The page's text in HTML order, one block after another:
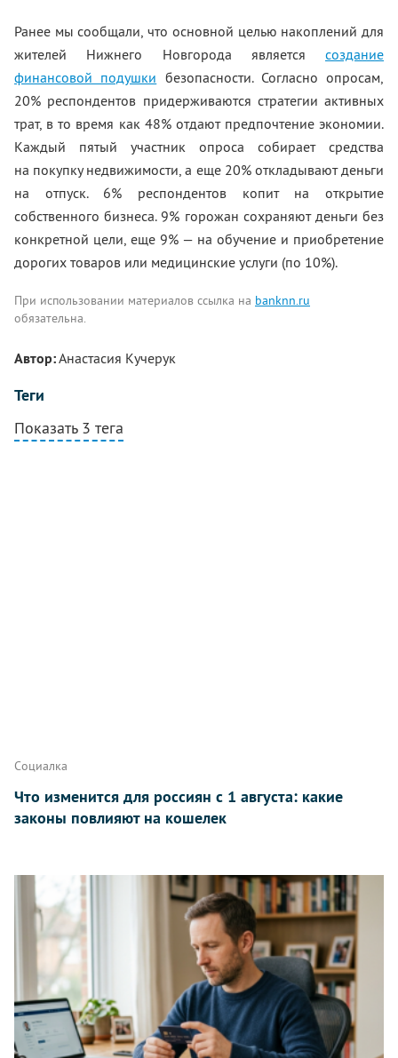
Ранее мы сообщали, что основной целью накоплений для
жителей Нижнего Новгорода является создание
финансовой подушки безопасности. Согласно опросам,
20% респондентов придерживаются стратегии активных
трат, в то время как 48% отдают предпочтение экономии.
Каждый пятый участник опроса собирает средства
на покупку недвижимости, а еще 20% откладывают деньги
на отпуск. 6% респондентов копит на открытие
собственного бизнеса. 9% горожан сохраняют деньги без
конкретной цели, еще 9% — на обучение и приобретение
дорогих товаров или медицинские услуги (по 10%).
При использовании материалов ссылка на banknn.ru
обязательна.
Автор:Анастасия Кучерук
Теги
Показать 3 тега
Социалка
Что изменится для россиян с 1 августа: какие
законы повлияют на кошелек